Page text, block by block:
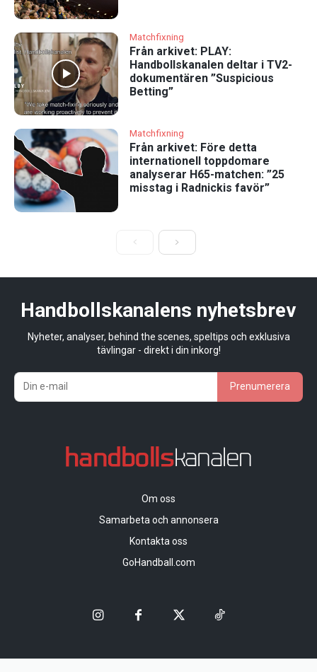
Matchfixning
Från arkivet: PLAY:
Handbollskanalen deltar i TV2-
dokumentären ”Suspicious
Betting”
Matchfixning
Från arkivet: Före detta
internationell toppdomare
analyserar H65-matchen: ”25
misstag i Radnickis favör”
Handbollskanalens nyhetsbrev
Nyheter, analyser, behind the scenes, speltips och exklusiva
tävlingar - direkt i din inkorg!
Prenumerera
Om oss
Samarbeta och annonsera
Kontakta oss
GoHandball.com